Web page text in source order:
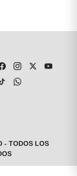
- TODOS LOS